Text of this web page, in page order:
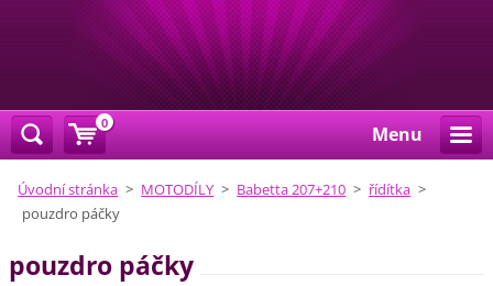
Menu
Úvodní stránka > MOTODÍLY > Babetta 207+210 > řídítka >
pouzdro páčky
pouzdro páčky
0